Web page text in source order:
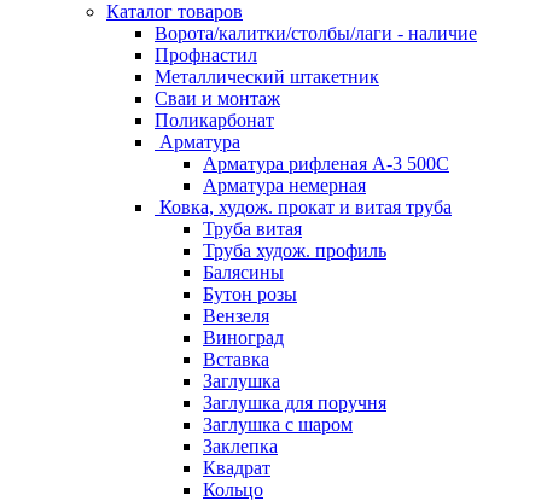
Каталог товаров
Ворота/калитки/столбы/лаги - наличие
Профнастил
Металлический штакетник
Сваи и монтаж
Поликарбонат
Арматура
Арматура рифленая А-3 500С
Арматура немерная
Ковка, худож. прокат и витая труба
Труба витая
Труба худож. профиль
Балясины
Бутон розы
Вензеля
Виноград
Вставка
Заглушка
Заглушка для поручня
Заглушка с шаром
Заклепка
Квадрат
Кольцо